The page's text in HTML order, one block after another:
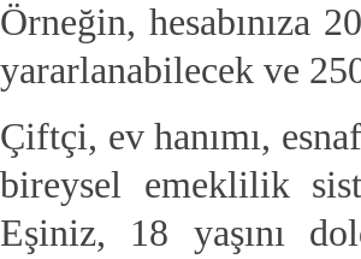
Örneğin, hesabınıza
yararlanabilecek ve
Çiftçi, ev hanımı,
bireysel emeklilik
Eşiniz, 18 yaşını